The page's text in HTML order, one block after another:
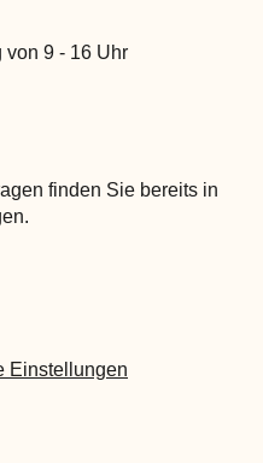
von 9 - 16 Uhr
finden Sie bereits in
Einstellungen